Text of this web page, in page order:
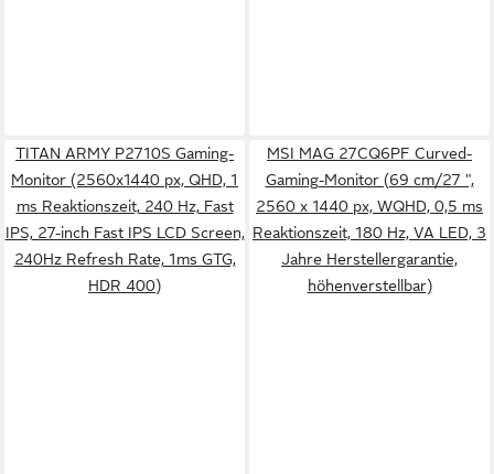
TITAN ARMY P2710S Gaming-
Monitor (2560x1440 px, QHD, 1
ms Reaktionszeit, 240 Hz, Fast
IPS, 27-inch Fast IPS LCD Screen,
240Hz Refresh Rate, 1ms GTG,
HDR 400)
MSI MAG 27CQ6PF Curved-
Gaming-Monitor (69 cm/27 ",
2560 x 1440 px, WQHD, 0,5 ms
Reaktionszeit, 180 Hz, VA LED, 3
Jahre Herstellergarantie,
höhenverstellbar)